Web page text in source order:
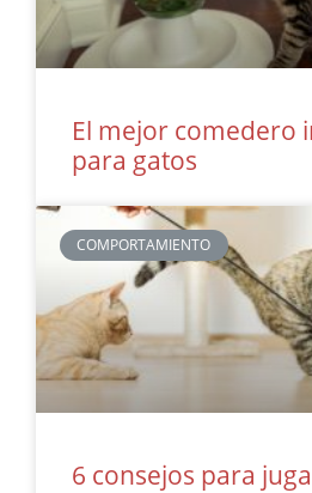
El mejor comedero
para gatos
COMPORTAMIENTO
6 consejos para